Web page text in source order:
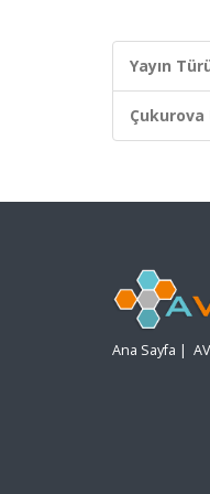
Yayın
Ana Sayfa |